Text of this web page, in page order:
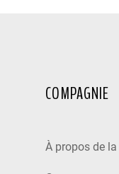
COMPAGNIE
À propos de